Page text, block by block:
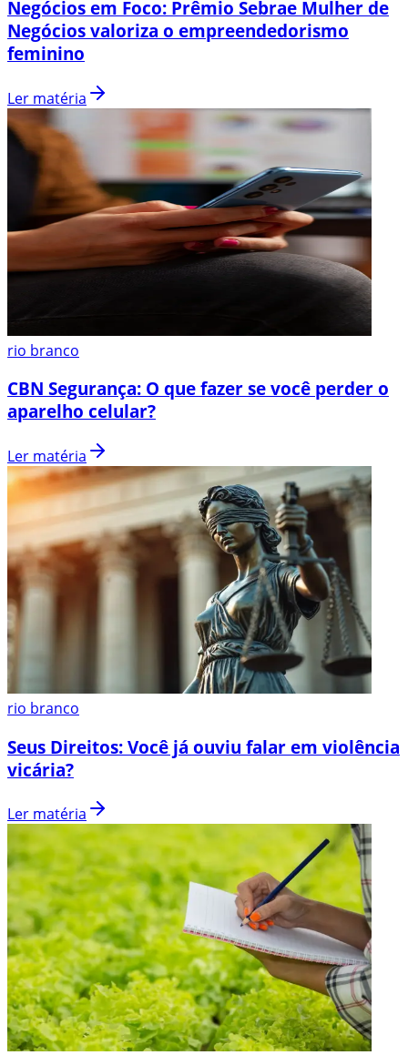
Negócios em Foco: Prêmio Sebrae Mulher de
Negócios valoriza o empreendedorismo
feminino
Ler matéria
rio branco
CBN Segurança: O que fazer se você perder o
aparelho celular?
Ler matéria
rio branco
Seus Direitos: Você já ouviu falar em violência
vicária?
Ler matéria